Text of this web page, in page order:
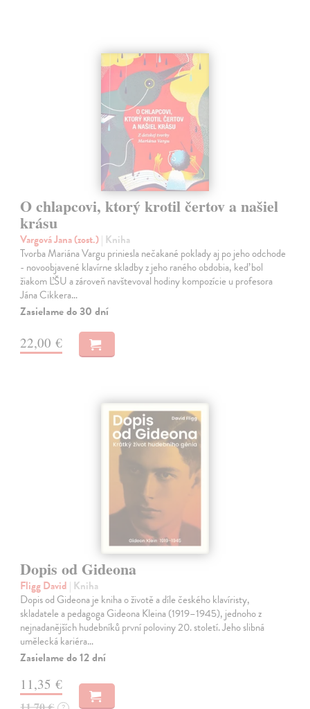
O chlapcovi, ktorý krotil čertov a našiel
krásu
Vargová Jana (zost.)| Kniha
Tvorba Mariána Vargu priniesla nečakané poklady aj po jeho odchode
- novoobjavené klavírne skladby z jeho raného obdobia, keď bol
žiakom ĽŠU a zároveň navštevoval hodiny kompozície u profesora
Jána Cikkera…
Zasielame do 30 dní
22,00 €
Dopis od Gideona
Fligg David | Kniha
Dopis od Gideona je kniha o životě a díle českého klavíristy,
skladatele a pedagoga Gideona Kleina (1919–1945), jednoho z
nejnadanějších hudebníků první poloviny 20. století. Jeho slibná
umělecká kariéra…
Zasielame do 12 dní
11,35 €